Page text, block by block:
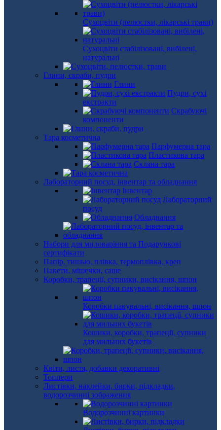
Сухоцвіти (пелюстки, лікарські трави)
Сухоцвіти стабілізовані, вибілені,
натуральні
Глини, скраби, пудри
Глини
Пудри, сухі
екстракти
Скрабуючі
компоненти
Тара косметична
Парфумерна тара
Пластикова тара
Скляна тара
Лабораторний посуд, інвентар та обладнання
Інвентар
Лабораторний
посуд
Обладнання
Набори для миловаріння та Подарункові
сертифікати
Папір, тишью, плівка, термоплівка, креп
Пакети, мішечки, саше
Коробки, трапеції, супники, висікання, шпон
Коробки пакувальні, висікання, шпон
Кошики, коробки, трапеції, супники
для мильних букетів
Квіти, листя, добавки декоративні
Топпери
Листівки, наклейки, бирки, підкладки,
водорозчинні зображення
Водорозчинні картинки